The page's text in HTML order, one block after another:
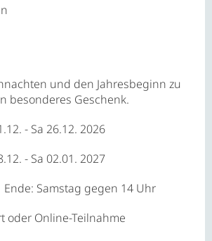
und den Jahresbeginn zu
besonderes Geschenk.
- Sa 26.12. 2026
- Sa 02.01. 2027
Samstag gegen 14 Uhr
oder Online-Teilnahme